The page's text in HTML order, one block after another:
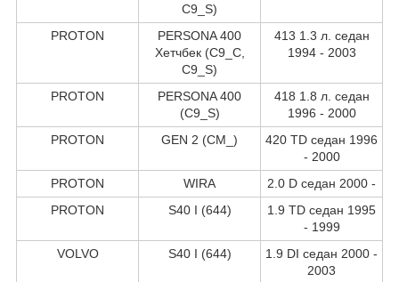
C9_S)
PROTON
PERSONA 400
Хетчбек (C9_C,
C9_S)
413 1.3 л. седан
1994 - 2003
PROTON
PERSONA 400
(C9_S)
418 1.8 л. седан
1996 - 2000
PROTON
GEN 2 (CM_)
420 TD седан 1996
- 2000
PROTON
WIRA
2.0 D седан 2000 -
PROTON
S40 I (644)
1.9 TD седан 1995
- 1999
VOLVO
S40 I (644)
1.9 DI седан 2000 -
2003